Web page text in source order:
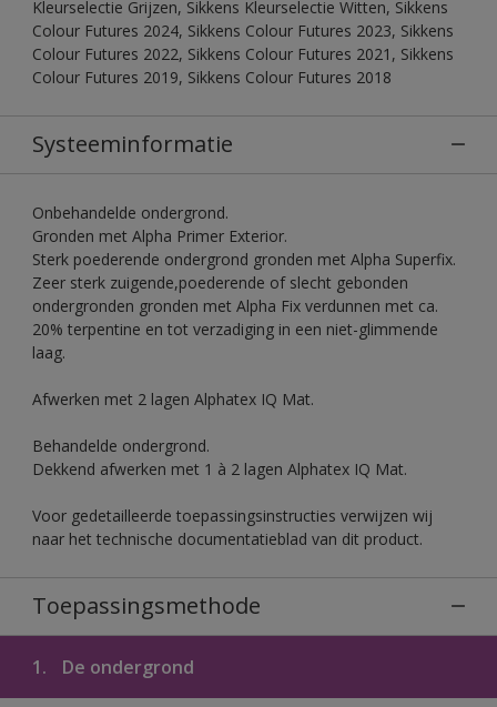
Kleurselectie Grijzen, Sikkens Kleurselectie Witten, Sikkens
Colour Futures 2024, Sikkens Colour Futures 2023, Sikkens
Colour Futures 2022, Sikkens Colour Futures 2021, Sikkens
Colour Futures 2019, Sikkens Colour Futures 2018
Systeeminformatie
Onbehandelde ondergrond.
Gronden met Alpha Primer Exterior.
Sterk poederende ondergrond gronden met Alpha Superfix.
Zeer sterk zuigende,poederende of slecht gebonden
ondergronden gronden met Alpha Fix verdunnen met ca.
20% terpentine en tot verzadiging in een niet-glimmende
laag.
Afwerken met 2 lagen Alphatex IQ Mat.
Behandelde ondergrond.
Dekkend afwerken met 1 à 2 lagen Alphatex IQ Mat.
Voor gedetailleerde toepassingsinstructies verwijzen wij
naar het technische documentatieblad van dit product.
Toepassingsmethode
1. De ondergrond